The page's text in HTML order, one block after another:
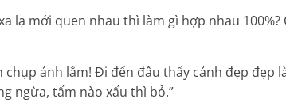
lạ mới quen nhau thì làm gì hợp nhau
chụp ảnh lắm! Đi đến đâu thấy cảnh đẹp đẹp
ngừa, tấm nào xấu thì bỏ.”